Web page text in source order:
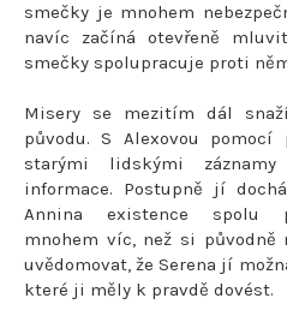
smečky je mnohem
navíc začíná otevřeně
smečky spolupracuje proti
Misery se mezitím dál
původu. S Alexovou
starými lidskými
informace. Postupně jí
Annina existence spolu
mnohem víc, než si původně
uvědomovat, že Serena jí
které ji měly k pravdě dovést.